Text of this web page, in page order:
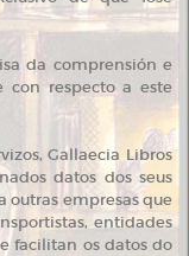
da comprensión e
con respecto a este
Gallaecia Libros
datos dos seus
outras empresas que
entidades
facilitan os datos do